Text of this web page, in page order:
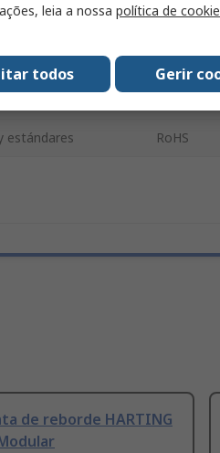
estándares RoHS
de reborde HARTING
leia a nossa política de
Gerir
todos